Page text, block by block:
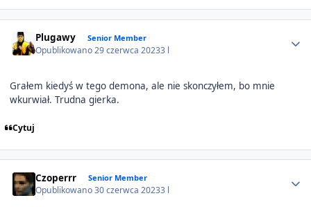
Plugawy Senior Member
Opublikowano29 czerwca 20233 l
Grałem kiedyś w tego demona, ale nie skonczyłem, bo mnie
wkurwiał. Trudna gierka.
Cytuj
Czoperrr Senior Member
Opublikowano30 czerwca 20233 l